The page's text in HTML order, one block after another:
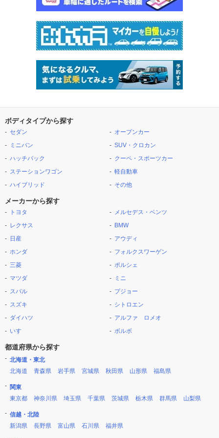
ボディタイプから探す
セダン
ミニバン
ハッチバック
ステーションワゴン
ハイブリッド
オープンカー
SUV・クロカン
クーペ・スポーツカー
軽自動車
その他
メーカーから探す
トヨタ
レクサス
日産
ホンダ
三菱
マツダ
スバル
スズキ
ダイハツ
いすゞ
メルセデス・ベンツ
BMW
アウディ
フォルクスワーゲン
ポルシェ
ミニ
プジョー
シトロエン
アルファ ロメオ
ボルボ
都道府県から探す
北海道・東北
北海道
青森県 岩手県 宮城県 秋田県 山形県 福島県
関東
東京都
神奈川県 埼玉県 千葉県 茨城県 栃木県 群馬県 山梨県
信越・北陸
新潟県
長野県 富山県 石川県 福井県